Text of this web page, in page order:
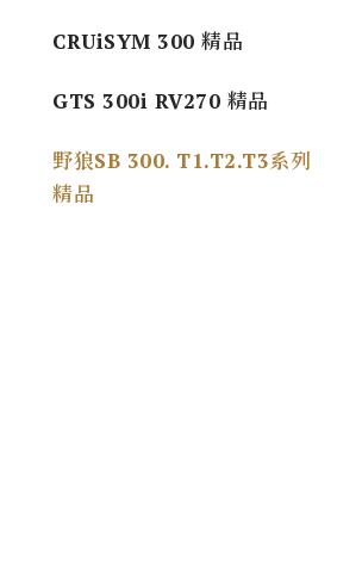
CRUiSYM 300 精品
GTS 300i RV270 精品
野狼SB 300. T1.T2.T3系列
精品